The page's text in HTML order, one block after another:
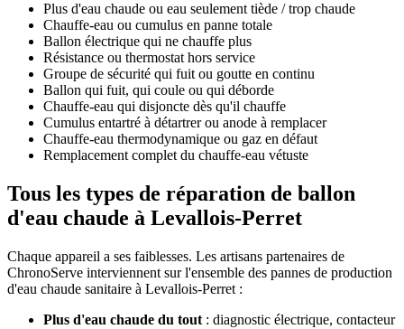
Plus d'eau chaude ou eau seulement tiède / trop chaude
Chauffe-eau ou cumulus en panne totale
Ballon électrique qui ne chauffe plus
Résistance ou thermostat hors service
Groupe de sécurité qui fuit ou goutte en continu
Ballon qui fuit, qui coule ou qui déborde
Chauffe-eau qui disjoncte dès qu'il chauffe
Cumulus entartré à détartrer ou anode à remplacer
Chauffe-eau thermodynamique ou gaz en défaut
Remplacement complet du chauffe-eau vétuste
Tous les types de réparation de ballon
d'eau chaude à Levallois-Perret
Chaque appareil a ses faiblesses. Les artisans partenaires de
ChronoServe interviennent sur l'ensemble des pannes de production
d'eau chaude sanitaire à Levallois-Perret :
Plus d'eau chaude du tout : diagnostic électrique, contacteur